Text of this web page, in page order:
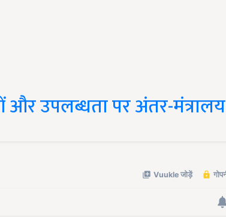
और उपलब्धता पर अंतर-मंत्रालय